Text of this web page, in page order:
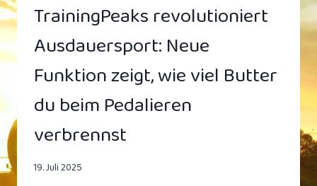
TrainingPeaks revolutioniert
Ausdauersport: Neue
Funktion zeigt, wie viel Butter
du beim Pedalieren
verbrennst
19. Juli 2025